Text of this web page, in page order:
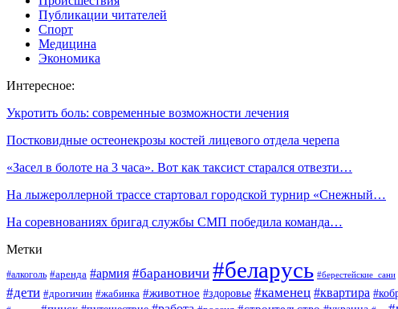
Публикации читателей
Спорт
Медицина
Экономика
Интересное:
Укротить боль: современные возможности лечения
Постковидные остеонекрозы костей лицевого отдела черепа
«Засел в болоте на 3 часа». Вот как таксист старался отвезти…
На лыжероллерной трассе стартовал городской турнир «Снежный…
На соревнованиях бригад службы СМП победила команда…
Метки
#алкоголь #аренда #армия #барановичи #беларусь #берестейские_сани
#дети #дрогичин #жабинка #животное #здоровье #каменец #квартира